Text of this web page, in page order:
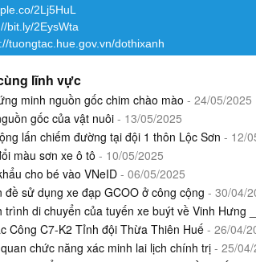
2Lj5HuL
bit.ly/2EysWta
tuongtac.hue.gov.vn/dothixanh
lĩnh vực
minh nguồn gốc chim chào mào - 24/05/2025
gốc của vật nuôi - 13/05/2025
lấn chiếm đường tại đội 1 thôn Lộc Sơn - 12/
màu sơn xe ô tô - 10/05/2025
cho bé vào VNeID - 06/05/2025
đề sử dụng xe đạp GCOO ở công cộng - 30/04/
trình di chuyển của tuyến xe buýt về Vinh Hưng
Công C7-K2 Tỉnh đội Thừa Thiên Huế - 26/04/
chức năng xác minh lai lịch chính trị - 25/